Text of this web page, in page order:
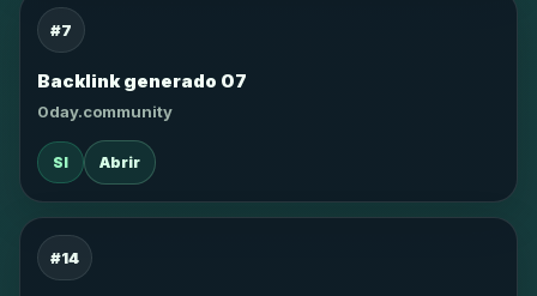
#7
Backlink generado 07
0day.community
SI Abrir
#14